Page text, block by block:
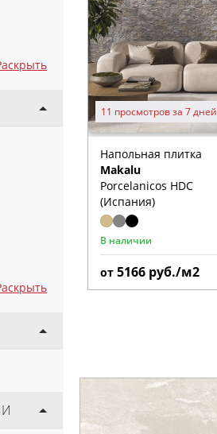
11 просмотров за 7 дней
Напольная плитка
Makalu
Porcelanicos HDC
(Испания)
В наличии
от 5166 руб./м2